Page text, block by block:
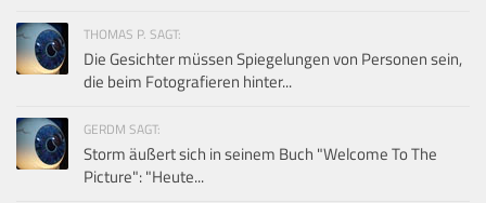
THOMAS P. SAGT:
Die Gesichter müssen Spiegelungen von Personen sein,
die beim Fotografieren hinter...
GERDM SAGT:
Storm äußert sich in seinem Buch "Welcome To The
Picture": "Heute...